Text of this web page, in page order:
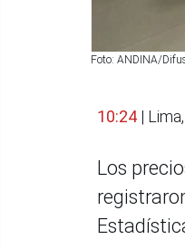
Foto: ANDINA/
10:24 |
Los